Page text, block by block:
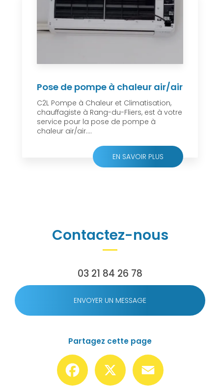
Pose de pompe à chaleur air/air
C2L Pompe à Chaleur et Climatisation,
chauffagiste à Rang-du-Fliers, est à votre
service pour la pose de pompe à
chaleur air/air....
EN SAVOIR PLUS
Contactez-nous
03 21 84 26 78
ENVOYER UN MESSAGE
Partagez cette page
Facebook